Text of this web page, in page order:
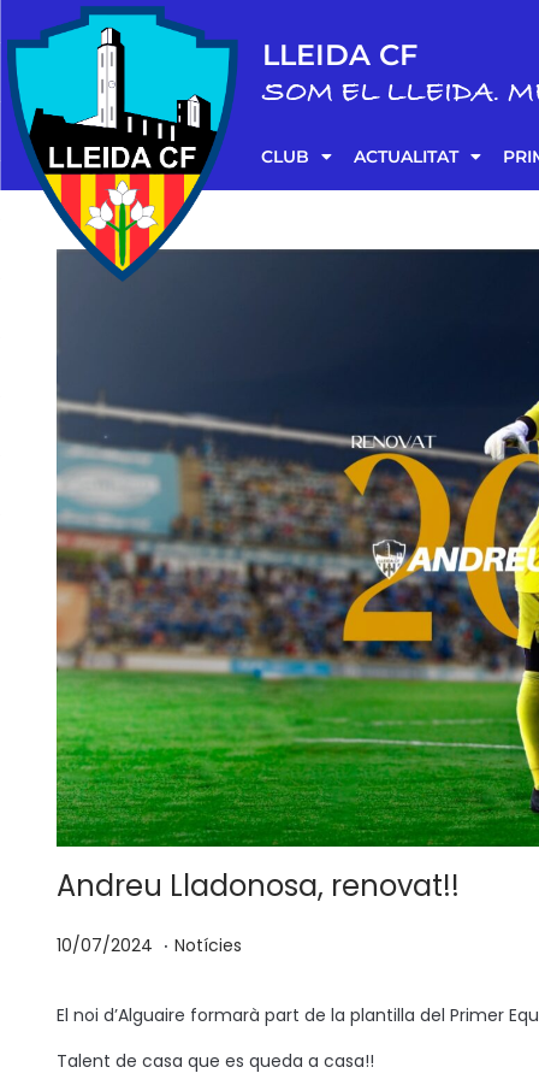
LLEIDA CF
SOM EL LLEIDA.
CLUB ACTUALITAT
Andreu Lladonosa, renovat!!
p
s
10/07/2024
/
. P
b
Notícies
El noi d’Alguaire formarà part de la plantilla del Primer
Talent de casa que es queda a casa!!